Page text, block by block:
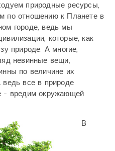
природные ресурсы,
по отношению к Планете в
городе, ведь мы
которые, как
природе. А многие,
невинные вещи,
по величине их
ведь все в природе
- вредим окружающей
В